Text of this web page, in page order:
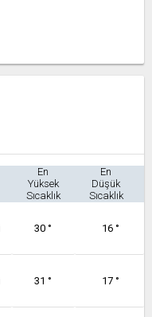
En
Yüksek
Sıcaklık
En
Düşük
Sıcaklık
30 ° 16 °
31 ° 17 °